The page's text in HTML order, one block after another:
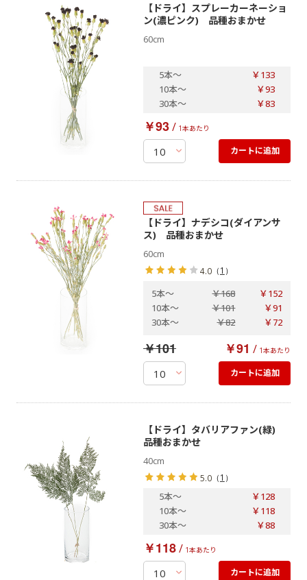
【ドライ】スプレーカーネーショ
ン(濃ピンク) 品種おまかせ
60cm
5本～
￥133
10本～
￥93
30本～ ￥83
￥93/ 1本あたり
カートに追加
【ドライ】ナデシコ(ダイアンサ
ス) 品種おまかせ
60cm
4.0 （1 ）
5本～ ￥168
￥152
10本～ ￥101
￥91
30本～ ￥82 ￥72
￥101 ￥91 / 1本あたり
カートに追加
【ドライ】タバリアファン(緑)
品種おまかせ
40cm
5.0 （1 ）
5本～
￥128
10本～
￥118
30本～ ￥88
￥118/ 1本あたり
カートに追加